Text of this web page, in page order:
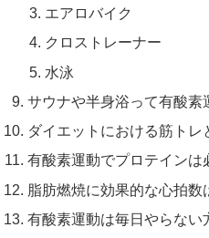
エアロバイク
クロストレーナー
水泳
サウナや半身浴って有酸素
ダイエットにおける筋トレ
有酸素運動でプロテインは
脂肪燃焼に効果的な心拍数
有酸素運動は毎日やらない